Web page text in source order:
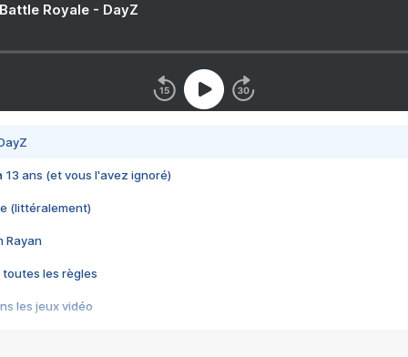
Royale - DayZ
13 ans (et vous l'avez ignoré)
(littéralement)
Rayan
toutes les règles
les jeux vidéo